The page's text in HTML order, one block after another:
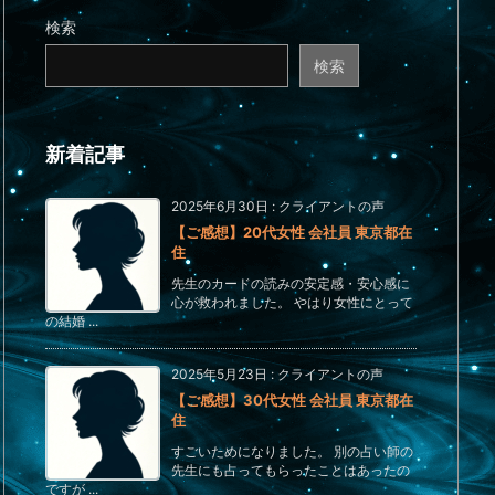
検索
検索
新着記事
2025年6月30日 : クライアントの声
【ご感想】20代女性 会社員 東京都在
住
先生のカードの読みの安定感・安心感に
心が救われました。 やはり女性にとって
の結婚 ...
2025年5月23日 : クライアントの声
【ご感想】30代女性 会社員 東京都在
住
すごいためになりました。 別の占い師の
先生にも占ってもらったことはあったの
ですが ...